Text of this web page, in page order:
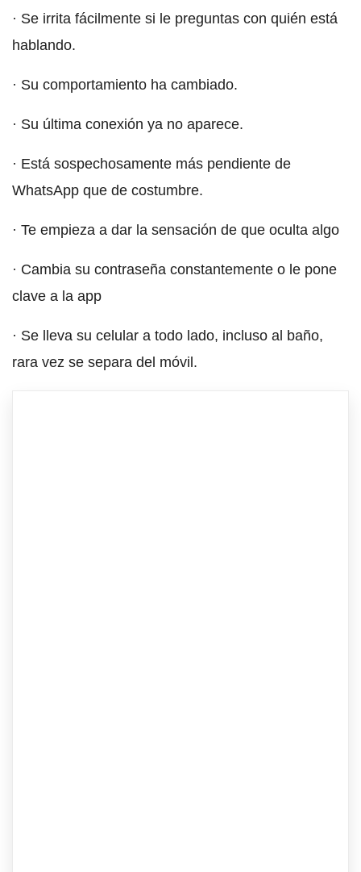
· Se irrita fácilmente si le preguntas con quién está
hablando.
· Su comportamiento ha cambiado.
· Su última conexión ya no aparece.
· Está sospechosamente más pendiente de
WhatsApp que de costumbre.
· Te empieza a dar la sensación de que oculta algo
· Cambia su contraseña constantemente o le pone
clave a la app
· Se lleva su celular a todo lado, incluso al baño,
rara vez se separa del móvil.